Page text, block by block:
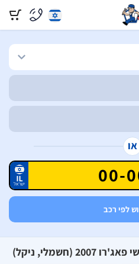
או
לפי רכב
ניקל)